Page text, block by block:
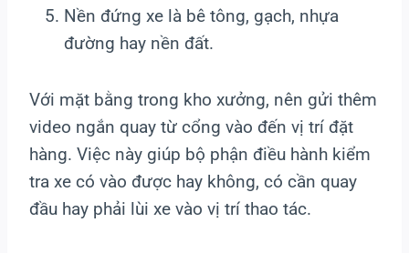
Nền đứng xe là bê tông, gạch, nhựa
đường hay nền đất.
Với mặt bằng trong kho xưởng, nên gửi thêm
video ngắn quay từ cổng vào đến vị trí đặt
hàng. Việc này giúp bộ phận điều hành kiểm
tra xe có vào được hay không, có cần quay
đầu hay phải lùi xe vào vị trí thao tác.